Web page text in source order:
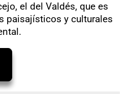
el del Valdés, que es
paisajísticos y culturales